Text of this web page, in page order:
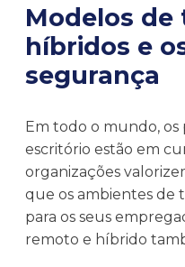
Modelos de
híbridos e
segurança
Em todo o mundo, os
escritório estão em
organizações
que os ambientes de
para os seus
remoto e híbrido